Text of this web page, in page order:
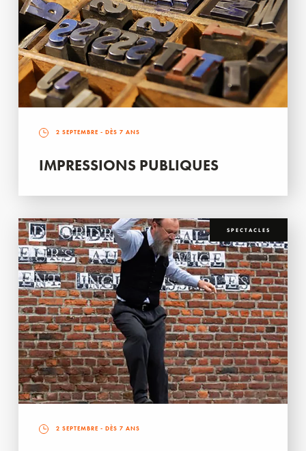
2 SEPTEMBRE - DÈS 7 ANS
IMPRESSIONS PUBLIQUES
SPECTACLES
2 SEPTEMBRE - DÈS 7 ANS